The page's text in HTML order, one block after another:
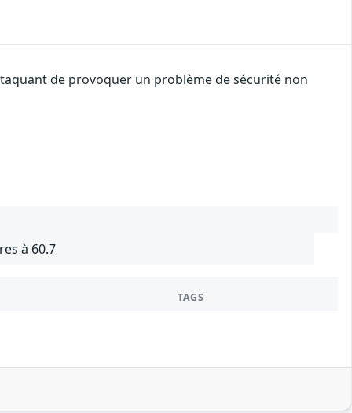
de provoquer un problème de sécurité non
à 60.7
TAGS